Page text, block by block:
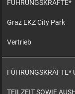
FÜHRUNGSKRÄFTE*
Graz EKZ City Park
Vertrieb
FÜHRUNGSKRÄFTE*
TEILZEIT SOWIE